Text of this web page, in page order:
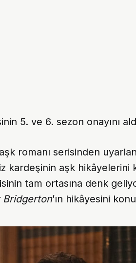
5. ve 6. sezon onayını
aşk romanı serisinden
kardeşinin aşk hikâyelerini
tam ortasına denk
Bridgerton’ın hikâyesini